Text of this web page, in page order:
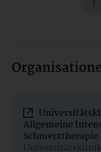
1
Allgemeine
Schmerztherapie